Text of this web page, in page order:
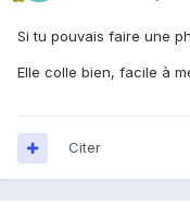
Si tu pouvais faire une
Elle colle bien, facile à
Citer